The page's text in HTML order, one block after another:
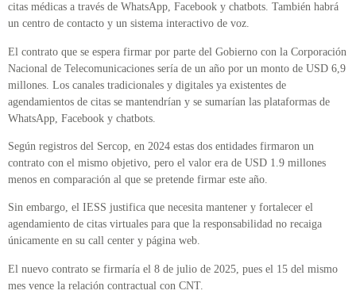
citas médicas a través de WhatsApp, Facebook y chatbots. También habrá
un centro de contacto y un sistema interactivo de voz.
El contrato que se espera firmar por parte del Gobierno con la Corporación
Nacional de Telecomunicaciones sería de un año por un monto de USD 6,9
millones. Los canales tradicionales y digitales ya existentes de
agendamientos de citas se mantendrían y se sumarían las plataformas de
WhatsApp, Facebook y chatbots.
Según registros del Sercop, en 2024 estas dos entidades firmaron un
contrato con el mismo objetivo, pero el valor era de USD 1.9 millones
menos en comparación al que se pretende firmar este año.
Sin embargo, el IESS justifica que necesita mantener y fortalecer el
agendamiento de citas virtuales para que la responsabilidad no recaiga
únicamente en su call center y página web.
El nuevo contrato se firmaría el 8 de julio de 2025, pues el 15 del mismo
mes vence la relación contractual con CNT.